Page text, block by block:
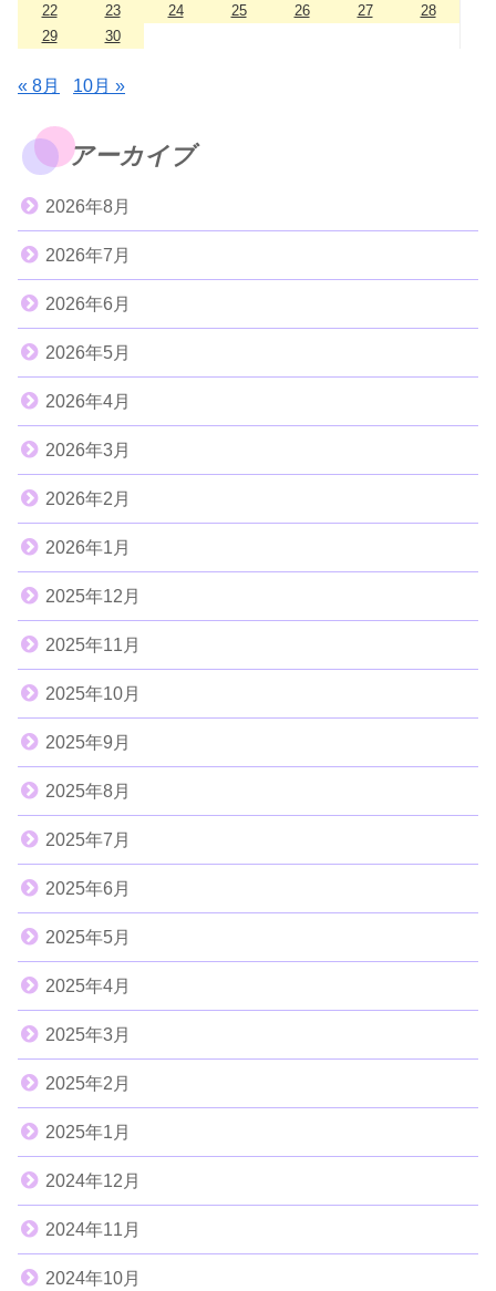
22
23 24 25 26 27
28
29
30
« 8月 10月 »
アーカイブ
2026年8月
2026年7月
2026年6月
2026年5月
2026年4月
2026年3月
2026年2月
2026年1月
2025年12月
2025年11月
2025年10月
2025年9月
2025年8月
2025年7月
2025年6月
2025年5月
2025年4月
2025年3月
2025年2月
2025年1月
2024年12月
2024年11月
2024年10月